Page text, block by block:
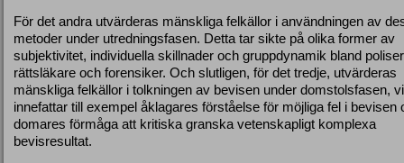
För det andra utvärderas mänskliga felkällor i användningen av
metoder under utredningsfasen. Detta tar sikte på olika former av
subjektivitet, individuella skillnader och gruppdynamik bland
rättsläkare och forensiker. Och slutligen, för det tredje, utvärderas
mänskliga felkällor i tolkningen av bevisen under domstolsfasen,
innefattar till exempel åklagares förståelse för möjliga fel i bevisen
domares förmåga att kritiska granska vetenskapligt komplexa
bevisresultat.